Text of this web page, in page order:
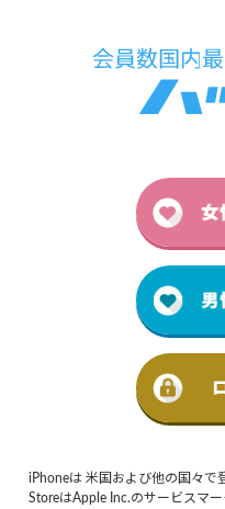
iPhoneは 米国および他の国々で
StoreはApple Inc.のサービスマ